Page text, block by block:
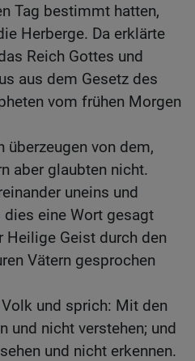
Tag bestimmt hatten,
Herberge. Da erklärte
Reich Gottes und
aus dem Gesetz des
vom frühen Morgen
überzeugen von dem,
aber glaubten nicht.
uneins und
eine Wort gesagt
Heilige Geist durch den
Vätern gesprochen
und sprich: Mit den
und nicht verstehen; und
und nicht erkennen.